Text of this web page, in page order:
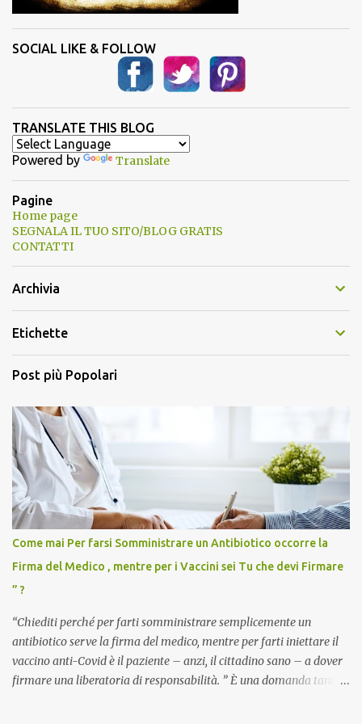
SOCIAL LIKE & FOLLOW
TRANSLATE THIS BLOG
Powered by Translate
Pagine
Home page
SEGNALA IL TUO SITO/BLOG GRATIS
CONTATTI
Archivia
Etichette
Post più Popolari
Come mai Per farsi Somministrare un Antibiotico occorre la
Firma del Medico , mentre per i Vaccini sei Tu che devi Firmare
” ?
“Chiediti perché per farti somministrare semplicemente un
antibiotico serve la firma del medico, mentre per farti iniettare il
vaccino anti-Covid è il paziente – anzi, il cittadino sano – a dover
firmare una liberatoria di responsabilità. ” È una domanda tanto